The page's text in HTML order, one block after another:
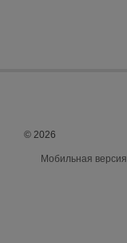
© 2026
Мобильная версия